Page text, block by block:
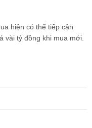
hiện có thể tiếp cận
vài tỷ đồng khi mua mới.